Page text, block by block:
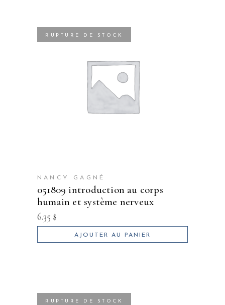
RUPTURE DE STOCK
NANCY GAGNÉ
051809 introduction au corps
humain et système nerveux
6.35 $
AJOUTER AU PANIER
RUPTURE DE STOCK